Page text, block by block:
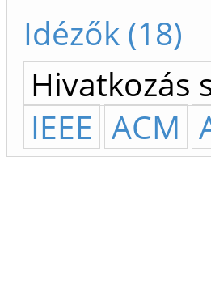
Idézők (18)
Hivatkozás
IEEE ACM